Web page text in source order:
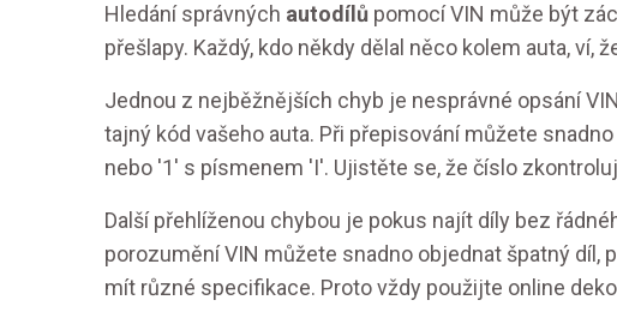
Hledání správných autodílů pomocí VIN může být
přešlapy. Každý, kdo někdy dělal něco kolem auta, ví,
Jednou z nejběžnějších chyb je nesprávné opsání
tajný kód vašeho auta. Při přepisování můžete
nebo '1' s písmenem 'I'. Ujistěte se, že číslo
Další přehlíženou chybou je pokus najít díly bez
porozumění VIN můžete snadno objednat špatný díl,
mít různé specifikace. Proto vždy použijte online